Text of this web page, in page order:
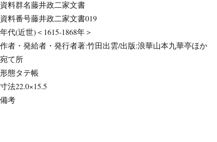
資料群名藤井政二家文書
資料番号藤井政二家文書019
年代(近世)＜1615-1868年＞
作者・発給者・発行者著:竹田出雲/出版:浪華山本九華亭ほか
宛て所
形態タテ帳
寸法22.0×15.5
備考